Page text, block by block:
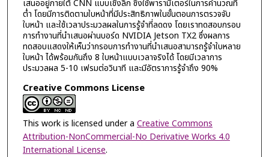
เสนออยู่ภายใต้ CNN แบบเชิงลึก ซึ่งใช้พารามิเตอร์ในการคำนวณที่
ต่ำ โดยมีการติดตามใบหน้าที่มีประสิทธิภาพในขั้นตอนการตรวจจับ
ใบหน้า และใช้เวลาประมวลผลในการรู้จำที่ลดดง โดยเราทดสอบกรอบ
การทำงานที่นำเสนอผ่านบอร์ด NVIDIA Jetson TX2 ซึ่งผลการ
ทดสอบแสดงให้เห็นว่ากรอบการทำงานที่นำเสนอสามารถรู้จำใบหลาย
ใบหน้า ได้พร้อมกันถึง 8 ใบหน้าแบบเวลาจริงได้ โดยมีเวลาการ
ประมวลผล 5-10 เฟรมต่อวินาที และมีอัตราการรู้จำถึง 90%
Creative Commons License
This work is licensed under a Creative Commons
Attribution-NonCommercial-No Derivative Works 4.0
International License.